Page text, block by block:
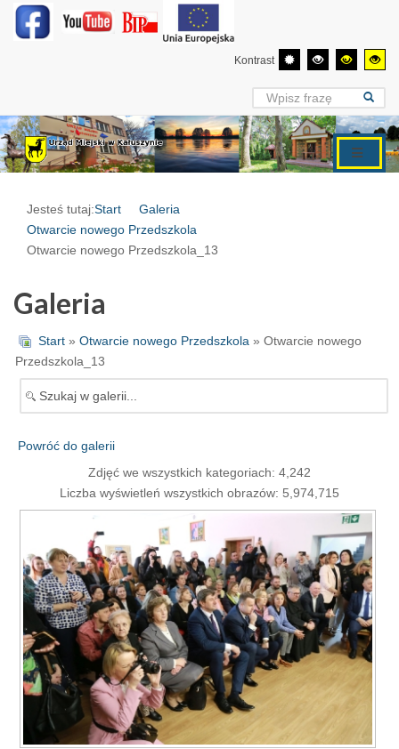
Kontrast
Jesteś tutaj:Start
Galeria
Otwarcie nowego Przedszkola
Otwarcie nowego Przedszkola_13
Galeria
Start » Otwarcie nowego Przedszkola » Otwarcie nowego
Przedszkola_13
Powróć do galerii
Zdjęć we wszystkich kategoriach: 4,242
Liczba wyświetleń wszystkich obrazów: 5,974,715